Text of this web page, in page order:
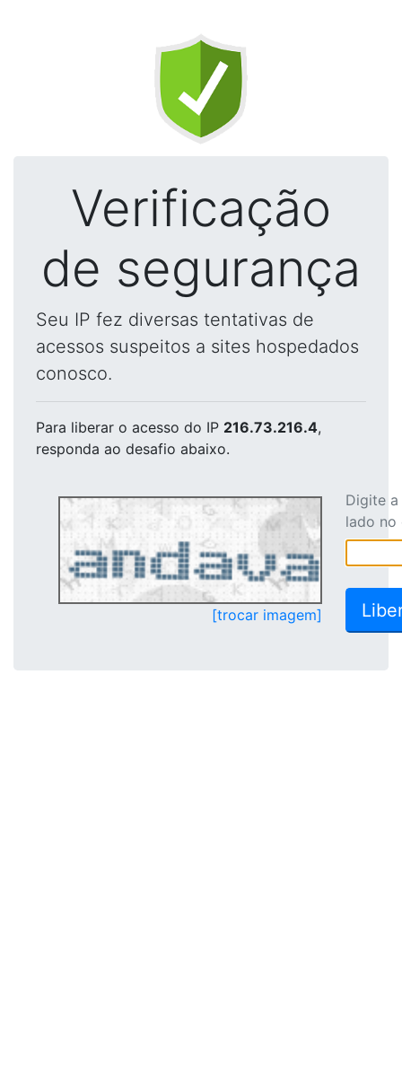
Verificação
de segurança
Seu IP fez diversas tentativas de
acessos suspeitos a sites hospedados
conosco.
Para liberar o acesso do IP 216.73.216.4,
responda ao desafio abaixo.
[trocar imagem]
Digite
lado no